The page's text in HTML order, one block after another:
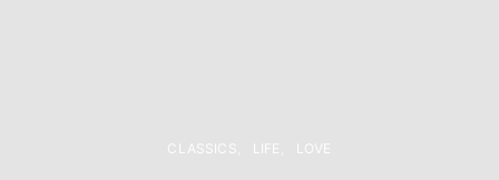
CLASSICS LIFE LOVE